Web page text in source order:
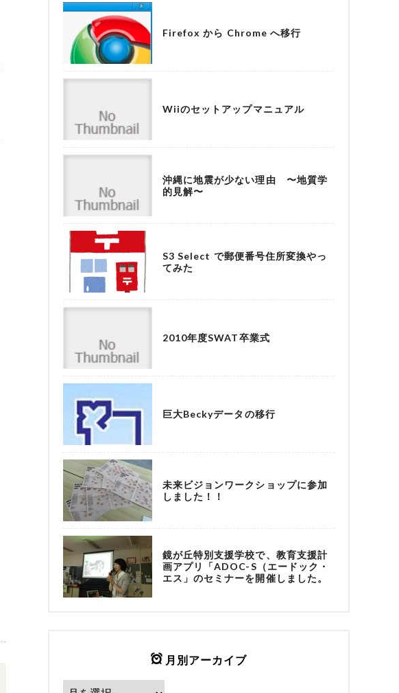
Firefox から Chrome へ移行
Wiiのセットアップマニュアル
沖縄に地震が少ない理由 〜地質学
的見解〜
S3 Select で郵便番号住所変換やっ
てみた
2010年度SWAT卒業式
巨大Beckyデータの移行
未来ビジョンワークショップに参加
しました！！
鏡が丘特別支援学校で、教育支援計
画アプリ「ADOC-S（エードック・
エス」のセミナーを開催しました。
月別アーカイブ